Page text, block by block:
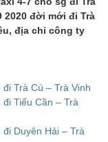
2020 đời mới đi Trà
địa chỉ công ty
Trà Cú – Trà Vinh
Tiểu Cần – Trà
Duyên Hải – Trà